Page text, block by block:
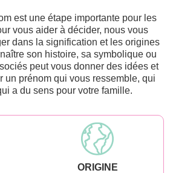
est une étape importante pour les
vous aider à décider, nous vous
dans la signification et les origines
son histoire, sa symbolique ou
peut vous donner des idées et
un prénom qui vous ressemble, qui
a du sens pour votre famille.
ORIGINE